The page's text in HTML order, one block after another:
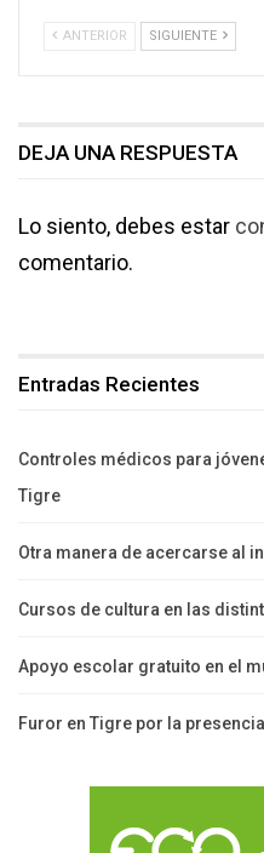
ANTERIOR SIGUIENTE
DEJA UNA RESPUESTA
Lo siento, debes estar
comentario.
Entradas Recientes
Controles médicos para
Tigre
Otra manera de acercarse al
Cursos de cultura en las
Apoyo escolar gratuito en el
Furor en Tigre por la